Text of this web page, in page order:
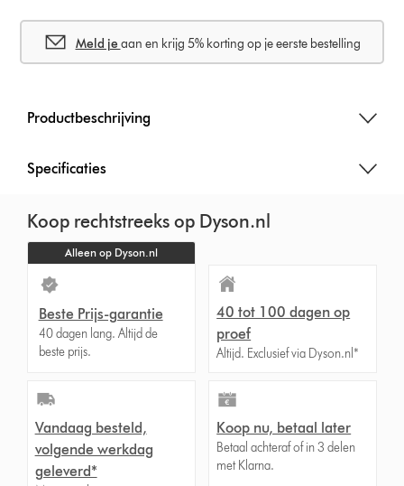
s
Meld je aan en krijg 5% korting op je eerste bestelling
Productbeschrijving
Specificaties
Koop rechtstreeks op Dyson.nl
Alleen op Dyson.nl
Beste Prijs-garantie
40 dagen lang. Altijd de
beste prijs.
40 tot 100 dagen op
proef
Altijd. Exclusief via Dyson.nl*
Vandaag besteld,
volgende werkdag
geleverd*
Koop nu, betaal later
Betaal achteraf of in 3 delen
met Klarna.